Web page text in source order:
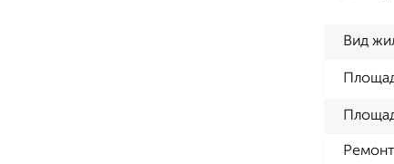
Вид
Ремонт